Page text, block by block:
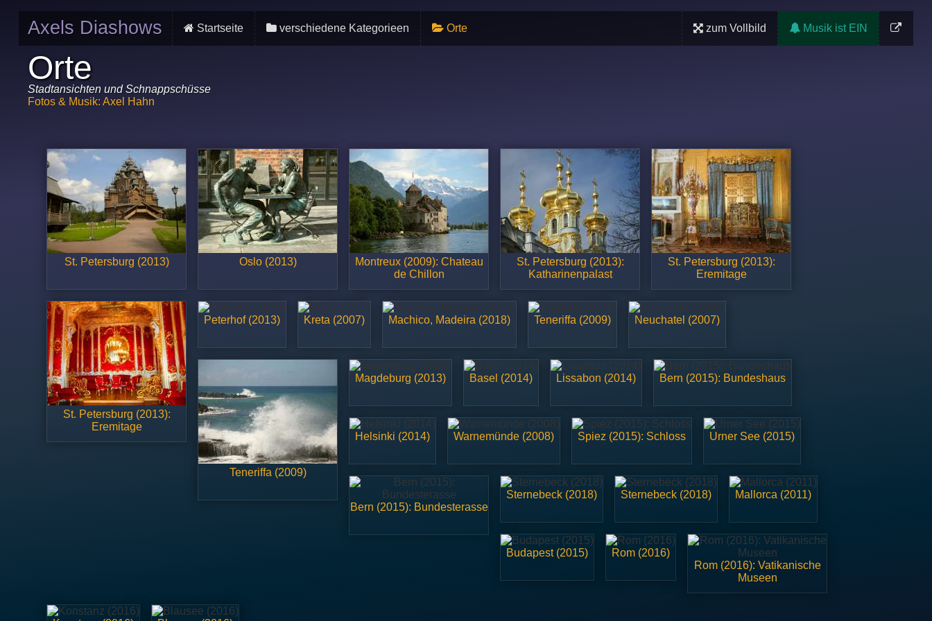
zum Vollbild Musik ist EIN
Axels Diashows Startseite verschiedene Kategorieen Orte
Orte
Stadtansichten und Schnappschüsse
Fotos & Musik: Axel Hahn
St. Petersburg (2013) Oslo (2013)
Montreux (2009): Chateau
de Chillon
St. Petersburg (2013):
Katharinenpalast
St. Petersburg (2013):
Eremitage
St. Petersburg (2013):
Eremitage
Peterhof (2013) Kreta (2007) Machico, Madeira (2018) Teneriffa (2009) Neuchatel (2007)
Teneriffa (2009)
Magdeburg (2013) Basel (2014) Lissabon (2014) Bern (2015): Bundeshaus
Helsinki (2014) Warnemünde (2008) Spiez (2015): Schloss Urner See (2015)
Bern (2015): Bundesterasse
Sternebeck (2018) Sternebeck (2018) Mallorca (2011)
Budapest (2015)
Rom (2016)
Rom (2016): Vatikanische
Museen